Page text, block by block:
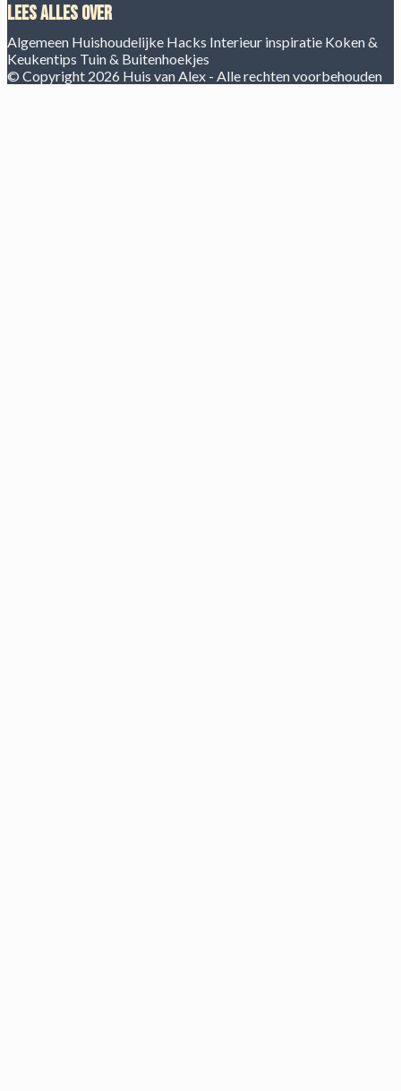
Lees alles over
Algemeen Huishoudelijke Hacks Interieur inspiratie Koken &
Keukentips Tuin & Buitenhoekjes
© Copyright 2026 Huis van Alex - Alle rechten voorbehouden